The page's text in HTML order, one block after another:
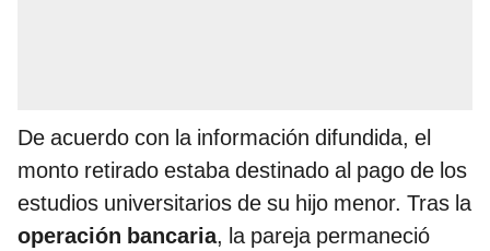
De acuerdo con la información difundida, el
monto retirado estaba destinado al pago de los
estudios universitarios de su hijo menor. Tras la
operación bancaria, la pareja permaneció